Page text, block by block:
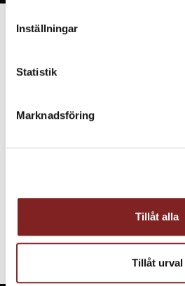
Inställningar
Statistik
Marknadsföring
Tillåt alla
Tillåt urval
Se vad våra tidigare kunder sagt om oss: